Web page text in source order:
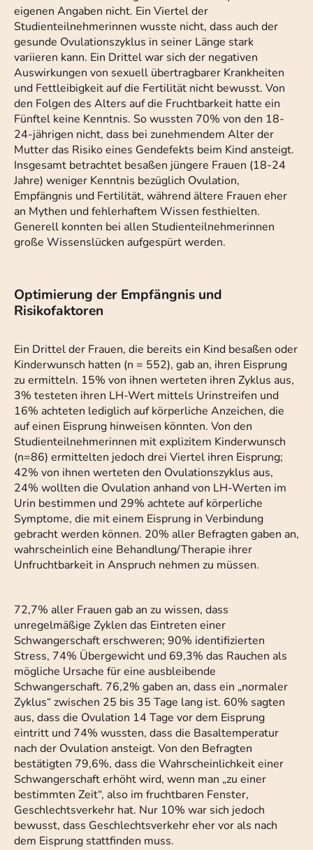
eigenen Angaben nicht. Ein Viertel der
Studienteilnehmerinnen wusste nicht, dass auch der
gesunde Ovulationszyklus in seiner Länge stark
variieren kann. Ein Drittel war sich der negativen
Auswirkungen von sexuell übertragbarer Krankheiten
und Fettleibigkeit auf die Fertilität nicht bewusst. Von
den Folgen des Alters auf die Fruchtbarkeit hatte ein
Fünftel keine Kenntnis. So wussten 70% von den 18-
24-jährigen nicht, dass bei zunehmendem Alter der
Mutter das Risiko eines Gendefekts beim Kind ansteigt.
Insgesamt betrachtet besaßen jüngere Frauen (18-24
Jahre) weniger Kenntnis bezüglich Ovulation,
Empfängnis und Fertilität, während ältere Frauen eher
an Mythen und fehlerhaftem Wissen festhielten.
Generell konnten bei allen Studienteilnehmerinnen
große Wissenslücken aufgespürt werden.
Optimierung der Empfängnis und
Risikofaktoren
Ein Drittel der Frauen, die bereits ein Kind besaßen oder
Kinderwunsch hatten (n = 552), gab an, ihren Eisprung
zu ermitteln. 15% von ihnen werteten ihren Zyklus aus,
3% testeten ihren LH-Wert mittels Urinstreifen und
16% achteten lediglich auf körperliche Anzeichen, die
auf einen Eisprung hinweisen könnten. Von den
Studienteilnehmerinnen mit explizitem Kinderwunsch
(n=86) ermittelten jedoch drei Viertel ihren Eisprung;
42% von ihnen werteten den Ovulationszyklus aus,
24% wollten die Ovulation anhand von LH-Werten im
Urin bestimmen und 29% achtete auf körperliche
Symptome, die mit einem Eisprung in Verbindung
gebracht werden können. 20% aller Befragten gaben an,
wahrscheinlich eine Behandlung/Therapie ihrer
Unfruchtbarkeit in Anspruch nehmen zu müssen.
72,7% aller Frauen gab an zu wissen, dass
unregelmäßige Zyklen das Eintreten einer
Schwangerschaft erschweren; 90% identifizierten
Stress, 74% Übergewicht und 69,3% das Rauchen als
mögliche Ursache für eine ausbleibende
Schwangerschaft. 76,2% gaben an, dass ein „normaler
Zyklus“ zwischen 25 bis 35 Tage lang ist. 60% sagten
aus, dass die Ovulation 14 Tage vor dem Eisprung
eintritt und 74% wussten, dass die Basaltemperatur
nach der Ovulation ansteigt. Von den Befragten
bestätigten 79,6%, dass die Wahrscheinlichkeit einer
Schwangerschaft erhöht wird, wenn man „zu einer
bestimmten Zeit“, also im fruchtbaren Fenster,
Geschlechtsverkehr hat. Nur 10% war sich jedoch
bewusst, dass Geschlechtsverkehr eher vor als nach
dem Eisprung stattfinden muss.